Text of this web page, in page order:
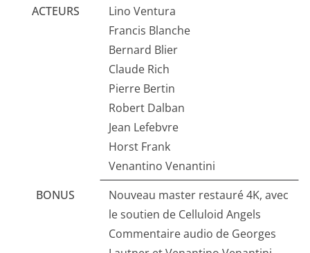
ACTEURS
Lino Ventura
Francis Blanche
Bernard Blier
Claude Rich
Pierre Bertin
Robert Dalban
Jean Lefebvre
Horst Frank
Venantino Venantini
BONUS
Nouveau master restauré 4K, avec
le soutien de Celluloid Angels
Commentaire audio de Georges